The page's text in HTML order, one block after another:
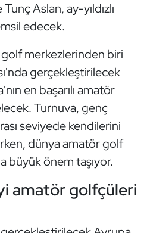
Aslan, ay-yıldızlı
edecek.
merkezlerinden biri
gerçekleştirilecek
en başarılı amatör
Turnuva, genç
seviyede kendilerini
dünya amatör golf
büyük önem taşıyor.
amatör golfçüleri